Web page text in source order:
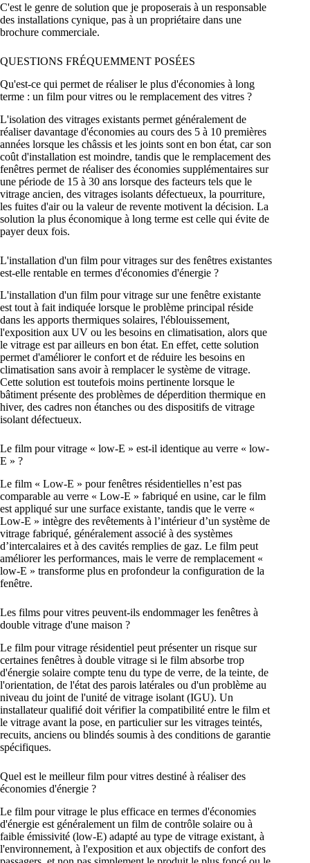
C'est le genre de solution que je proposerais à un responsable
des installations cynique, pas à un propriétaire dans une
brochure commerciale.
QUESTIONS FRÉQUEMMENT POSÉES
Qu'est-ce qui permet de réaliser le plus d'économies à long
terme : un film pour vitres ou le remplacement des vitres ?
L'isolation des vitrages existants permet généralement de
réaliser davantage d'économies au cours des 5 à 10 premières
années lorsque les châssis et les joints sont en bon état, car son
coût d'installation est moindre, tandis que le remplacement des
fenêtres permet de réaliser des économies supplémentaires sur
une période de 15 à 30 ans lorsque des facteurs tels que le
vitrage ancien, des vitrages isolants défectueux, la pourriture,
les fuites d'air ou la valeur de revente motivent la décision. La
solution la plus économique à long terme est celle qui évite de
payer deux fois.
L'installation d'un film pour vitrages sur des fenêtres existantes
est-elle rentable en termes d'économies d'énergie ?
L'installation d'un film pour vitrage sur une fenêtre existante
est tout à fait indiquée lorsque le problème principal réside
dans les apports thermiques solaires, l'éblouissement,
l'exposition aux UV ou les besoins en climatisation, alors que
le vitrage est par ailleurs en bon état. En effet, cette solution
permet d'améliorer le confort et de réduire les besoins en
climatisation sans avoir à remplacer le système de vitrage.
Cette solution est toutefois moins pertinente lorsque le
bâtiment présente des problèmes de déperdition thermique en
hiver, des cadres non étanches ou des dispositifs de vitrage
isolant défectueux.
Le film pour vitrage « low-E » est-il identique au verre « low-
E » ?
Le film « Low-E » pour fenêtres résidentielles n’est pas
comparable au verre « Low-E » fabriqué en usine, car le film
est appliqué sur une surface existante, tandis que le verre «
Low-E » intègre des revêtements à l’intérieur d’un système de
vitrage fabriqué, généralement associé à des systèmes
d’intercalaires et à des cavités remplies de gaz. Le film peut
améliorer les performances, mais le verre de remplacement «
low-E » transforme plus en profondeur la configuration de la
fenêtre.
Les films pour vitres peuvent-ils endommager les fenêtres à
double vitrage d'une maison ?
Le film pour vitrage résidentiel peut présenter un risque sur
certaines fenêtres à double vitrage si le film absorbe trop
d'énergie solaire compte tenu du type de verre, de la teinte, de
l'orientation, de l'état des parois latérales ou d'un problème au
niveau du joint de l'unité de vitrage isolant (IGU). Un
installateur qualifié doit vérifier la compatibilité entre le film et
le vitrage avant la pose, en particulier sur les vitrages teintés,
recuits, anciens ou blindés soumis à des conditions de garantie
spécifiques.
Quel est le meilleur film pour vitres destiné à réaliser des
économies d'énergie ?
Le film pour vitrage le plus efficace en termes d'économies
d'énergie est généralement un film de contrôle solaire ou à
faible émissivité (low-E) adapté au type de vitrage existant, à
l'environnement, à l'exposition et aux objectifs de confort des